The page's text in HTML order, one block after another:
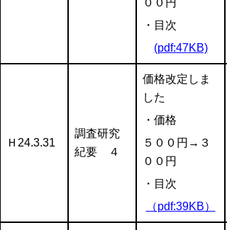
００円
・目次
(pdf:47KB)
Ｈ24.3.31
調査研究
紀要 ４
価格改定しま
した
・価格
５００円→３
００円
・目次
（pdf:39KB）